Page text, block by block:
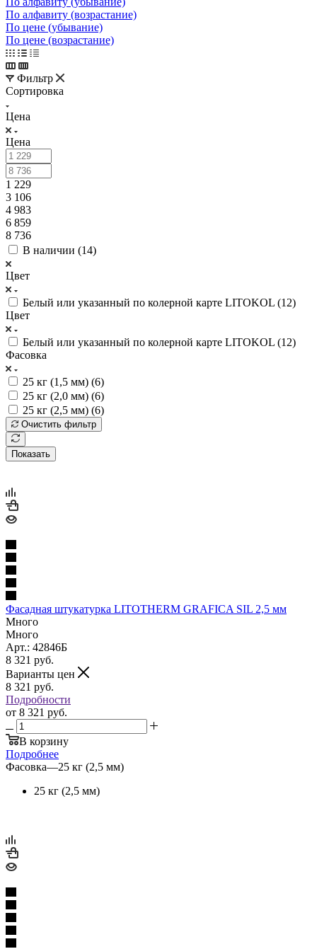
По алфавиту (возрастание)
По цене (убывание)
По цене (возрастание)
Фильтр
Сортировка
Цена
Цена
1 229
3 106
4 983
6 859
8 736
В наличии (14)
Цвет
Белый или указанный по колерной карте LITOKOL (12)
Цвет
Белый или указанный по колерной карте LITOKOL (12)
Фасовка
25 кг (1,5 мм) (6)
25 кг (2,0 мм) (6)
25 кг (2,5 мм) (6)
Очистить фильтр
Показать
Фасадная штукатурка LITOTHERM GRAFICA SIL 2,5 мм
Много
Много
Арт.: 42846Б
8 321 руб.
Варианты цен
8 321 руб.
Подробности
от 8 321 руб.
В корзину
Подробнее
Фасовка—25 кг (2,5 мм)
25 кг (2,5 мм)